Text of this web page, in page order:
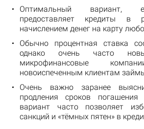
Оптимальный вариант,
предоставляет кредиты
начислением денег на карту
Обычно процентная ставка
однако очень часто
микрофинансовые
новоиспеченным клиентам
Очень важно заранее
продления сроков
вариант часто позволяет
санкций и «тёмных пятен» в